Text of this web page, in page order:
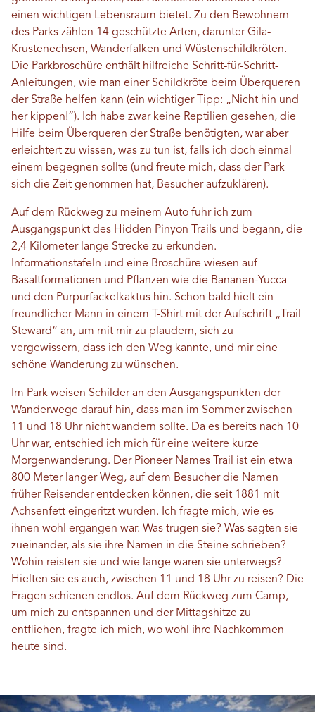
einen wichtigen Lebensraum bietet. Zu den Bewohnern
des Parks zählen 14 geschützte Arten, darunter Gila-
Krustenechsen, Wanderfalken und Wüstenschildkröten.
Die Parkbroschüre enthält hilfreiche Schritt-für-Schritt-
Anleitungen, wie man einer Schildkröte beim Überqueren
der Straße helfen kann (ein wichtiger Tipp: „Nicht hin und
her kippen!“). Ich habe zwar keine Reptilien gesehen, die
Hilfe beim Überqueren der Straße benötigten, war aber
erleichtert zu wissen, was zu tun ist, falls ich doch einmal
einem begegnen sollte (und freute mich, dass der Park
sich die Zeit genommen hat, Besucher aufzuklären).
Auf dem Rückweg zu meinem Auto fuhr ich zum
Ausgangspunkt des Hidden Pinyon Trails und begann, die
2,4 Kilometer lange Strecke zu erkunden.
Informationstafeln und eine Broschüre wiesen auf
Basaltformationen und Pflanzen wie die Bananen-Yucca
und den Purpurfackelkaktus hin. Schon bald hielt ein
freundlicher Mann in einem T-Shirt mit der Aufschrift „Trail
Steward“ an, um mit mir zu plaudern, sich zu
vergewissern, dass ich den Weg kannte, und mir eine
schöne Wanderung zu wünschen.
Im Park weisen Schilder an den Ausgangspunkten der
Wanderwege darauf hin, dass man im Sommer zwischen
11 und 18 Uhr nicht wandern sollte. Da es bereits nach 10
Uhr war, entschied ich mich für eine weitere kurze
Morgenwanderung. Der Pioneer Names Trail ist ein etwa
800 Meter langer Weg, auf dem Besucher die Namen
früher Reisender entdecken können, die seit 1881 mit
Achsenfett eingeritzt wurden. Ich fragte mich, wie es
ihnen wohl ergangen war. Was trugen sie? Was sagten sie
zueinander, als sie ihre Namen in die Steine ​​schrieben?
Wohin reisten sie und wie lange waren sie unterwegs?
Hielten sie es auch, zwischen 11 und 18 Uhr zu reisen? Die
Fragen schienen endlos. Auf dem Rückweg zum Camp,
um mich zu entspannen und der Mittagshitze zu
entfliehen, fragte ich mich, wo wohl ihre Nachkommen
heute sind.